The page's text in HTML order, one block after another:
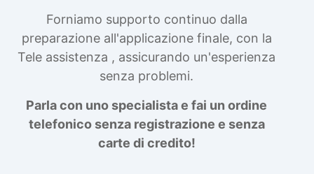
Forniamo supporto continuo dalla
preparazione all'applicazione finale, con la
Tele assistenza , assicurando un'esperienza
senza problemi.
Parla con uno specialista e fai un ordine
telefonico senza registrazione e senza
carte di credito!